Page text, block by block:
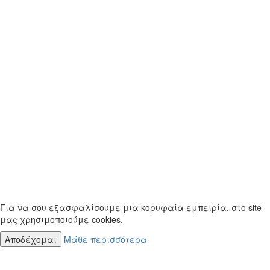
Για να σου εξασφαλίσουμε μια κορυφαία εμπειρία, στο site
μας χρησιμοποιούμε cookies.
Αποδέχομαι
Μάθε περισσότερα